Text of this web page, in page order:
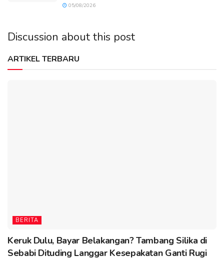
05/08/2026
Discussion about this post
ARTIKEL TERBARU
BERITA
Keruk Dulu, Bayar Belakangan? Tambang Silika di
Sebabi Dituding Langgar Kesepakatan Ganti Rugi